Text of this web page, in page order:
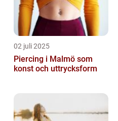
02 juli 2025
Piercing i Malmö som
konst och uttrycksform